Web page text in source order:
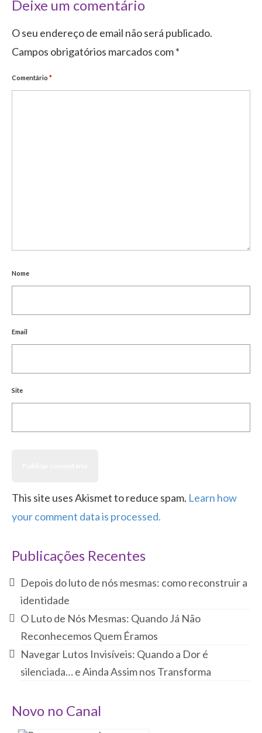
Deixe um comentário
O seu endereço de email não será publicado.
Campos obrigatórios marcados com*
Comentário *
Nome
Email
Site
This site uses Akismet to reduce spam. Learn how
your comment data is processed.
Publicações Recentes
Depois do luto de nós mesmas: como reconstruir a
identidade
O Luto de Nós Mesmas: Quando Já Não
Reconhecemos Quem Éramos
Navegar Lutos Invisíveis: Quando a Dor é
silenciada… e Ainda Assim nos Transforma
Novo no Canal